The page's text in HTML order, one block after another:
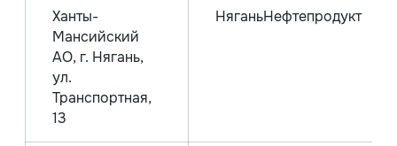
Ханты-
Мансийский
АО, г. Нягань,
ул.
Транспортная,
13
НяганьНефтепродукт